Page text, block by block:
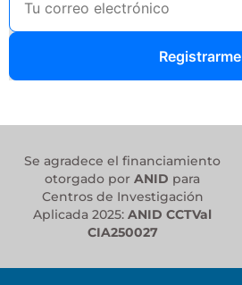
Registrarme
Se agradece el financiamiento
otorgado por ANID para
Centros de Investigación
Aplicada 2025: ANID CCTVal
CIA250027